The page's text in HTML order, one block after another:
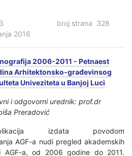
5-3 broj strana 328
2006-2011 - Petnaest
Arhitektonsko-građevinsog
Univeziteta u Banjoj Luci
i odgovorni urednik: prof.dr
Preradović
izdata povodom
AGF-a nudi pregled akademskih
AGF-a, od 2006 godine do 2011.